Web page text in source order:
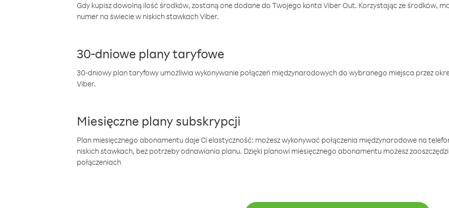
Gdy kupisz dowolną ilość środków, zostaną one dodane do Twojego konta Viber Out. Korzystając ze środków,
numer na świecie w niskich stawkach Viber.
30-dniowe plany taryfowe
30-dniowy plan taryfowy umożliwia wykonywanie połączeń międzynarodowych do wybranego miejsca przez
Viber.
Miesięczne plany subskrypcji
Plan miesięcznego abonamentu daje Ci elastyczność: możesz wykonywać połączenia międzynarodowe na
niskich stawkach, bez potrzeby odnawiania planu. Dzięki planowi miesięcznego abonamentu możesz
połączeniach